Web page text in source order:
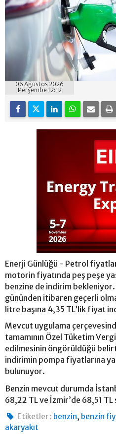
06 Ağustos 2026
Perşembe 12:12
Enerji Günlüğü - Petrol
motorin fiyatında peş peşe
benzine de indirim
gününden itibaren geçerli
litre başına 4,35 TL’lik fiyat
Mevcut uygulama
tamamının Özel Tüketim
edilmesinin öngörüldüğü
indirimin pompa fiyatlarına
bulunuyor.
Benzin mevcut durumda
68,22 TL ve İzmir’de 68,51
Etiketler : benzin, benzin
akaryakıt